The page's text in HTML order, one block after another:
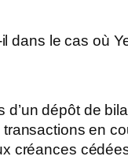
dans le cas où
d’un dépôt de
transactions en
créances